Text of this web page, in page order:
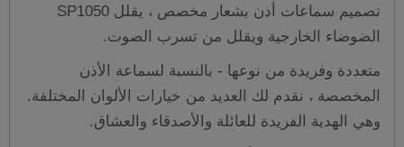
تصميم سماعات أذن بشعار مخصص ، يقلل SP1050
الضوضاء الخارجية ويقلل من تسرب الصوت.
متعددة وفريدة من نوعها - بالنسبة لسماعة الأذن
المخصصة ، نقدم لك العديد من خيارات الألوان المختلفة.
وهي الهدية الفريدة للعائلة والأصدقاء والعشاق.